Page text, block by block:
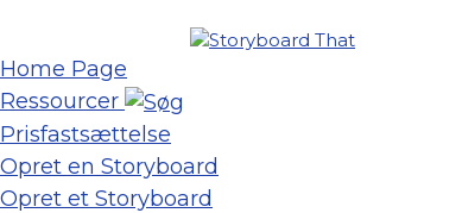
Home Page
Ressourcer
Prisfastsættelse
Opret en Storyboard
Opret et Storyboard